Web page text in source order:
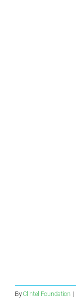
ByClintel Foundation |